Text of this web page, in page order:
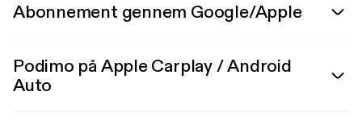
Abonnement gennem Google/Apple
Podimo på Apple Carplay / Android
Auto